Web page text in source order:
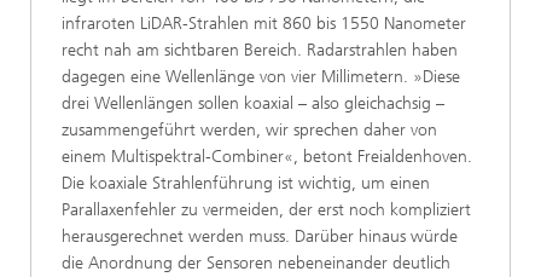
infraroten LiDAR-Strahlen mit 860 bis 1550 Nanometer
recht nah am sichtbaren Bereich. Radarstrahlen haben
dagegen eine Wellenlänge von vier Millimetern. »Diese
drei Wellenlängen sollen koaxial – also gleichachsig –
zusammengeführt werden, wir sprechen daher von
einem Multispektral-Combiner«, betont Freialdenhoven.
Die koaxiale Strahlenführung ist wichtig, um einen
Parallaxenfehler zu vermeiden, der erst noch kompliziert
herausgerechnet werden muss. Darüber hinaus würde
die Anordnung der Sensoren nebeneinander deutlich